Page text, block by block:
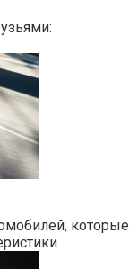
которые